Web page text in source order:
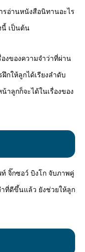
รอ่านหนังสือนิทานอะไร
นี้ เป็นต้น
งของความจำว่าที่ผ่าน
กให้ลูกได้เรียงลำดับ
าลูกก็จะได้ในเรื่องของ
ท์ จิ๊กซอว์ บิงโก จับภาพคู่
ำที่ดีขึ้นแล้ว ยังช่วยให้ลูก